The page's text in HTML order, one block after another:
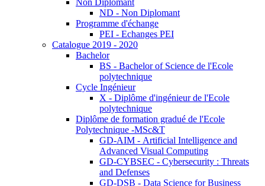
Non Diplomant
ND - Non Diplomant
Programme d'échange
PEI - Echanges PEI
Catalogue 2019 - 2020
Bachelor
BS - Bachelor of Science de l'Ecole
polytechnique
Cycle Ingénieur
X - Diplôme d'ingénieur de l'Ecole
polytechnique
Diplôme de formation gradué de l'Ecole
Polytechnique -MSc&T
GD-AIM - Artificial Intelligence and
Advanced Visual Computing
GD-CYBSEC - Cybersecurity : Threats
and Defenses
GD-DSB - Data Science for Business